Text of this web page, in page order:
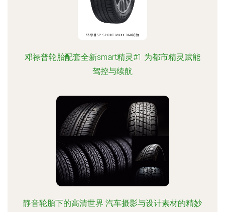
邓禄普轮胎配套全新smart精灵#1 为都市精灵赋能
驾控与续航
静音轮胎下的高清世界 汽车摄影与设计素材的精妙